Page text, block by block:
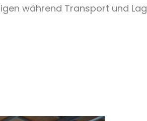
während Transport und